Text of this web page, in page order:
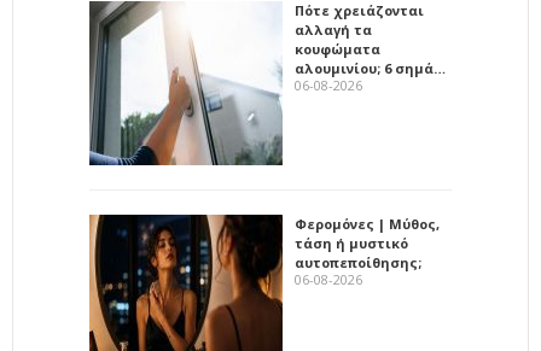
Πότε χρειάζονται
αλλαγή τα
κουφώματα
αλουμινίου; 6 σημά…
06-08-2026
Φερομόνες | Μύθος,
τάση ή μυστικό
αυτοπεποίθησης;
06-08-2026